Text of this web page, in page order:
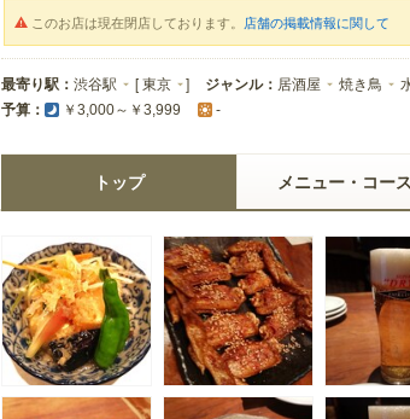
このお店は現在閉店しております。 店舗の掲載情報に関して
最寄り駅： 渋谷駅 [東京 ] ジャンル： 居酒屋 焼き鳥
予算： ￥3,000～￥3,999 -
トップ メニュー・コース